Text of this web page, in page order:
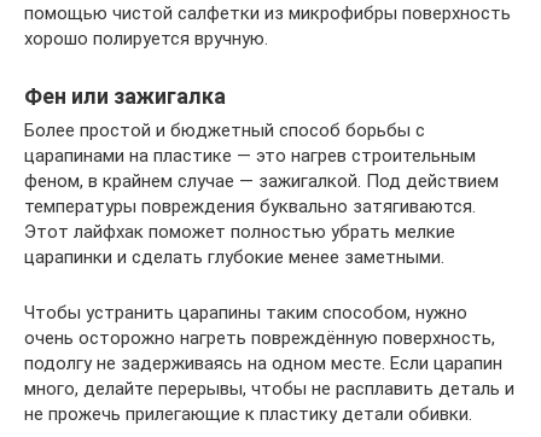
помощью чистой салфетки из микрофибры поверхность
хорошо полируется вручную.
Фен или зажигалка
Более простой и бюджетный способ борьбы с
царапинами на пластике — это нагрев строительным
феном, в крайнем случае — зажигалкой. Под действием
температуры повреждения буквально затягиваются.
Этот лайфхак поможет полностью убрать мелкие
царапинки и сделать глубокие менее заметными.
Чтобы устранить царапины таким способом, нужно
очень осторожно нагреть повреждённую поверхность,
подолгу не задерживаясь на одном месте. Если царапин
много, делайте перерывы, чтобы не расплавить деталь и
не прожечь прилегающие к пластику детали обивки.